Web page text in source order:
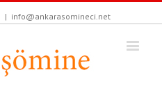
| info@ankarasomineci.net